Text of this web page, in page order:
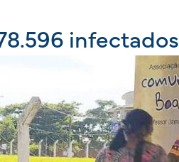
infectados